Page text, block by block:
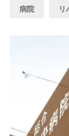
病院 リ